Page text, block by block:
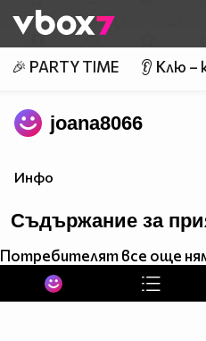
👾
🎉 PARTY TIME 👂 Клю –
joana8066
Инфо
Съдържание за
Потребителят все още